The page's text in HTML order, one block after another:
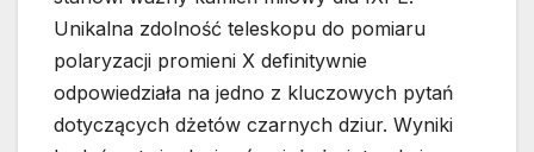
Unikalna zdolność teleskopu do pomiaru
polaryzacji promieni X definitywnie
odpowiedziała na jedno z kluczowych pytań
dotyczących dżetów czarnych dziur. Wyniki